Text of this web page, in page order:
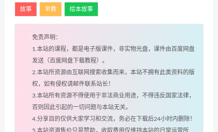
故事 早教 绘本故事
免责声明：
1.本站的课程，都是电子版课件，非实物光盘，课件由百度网盘
发送（百度网盘下载教程）。
2.本站所资源由互联网搜索收集而来，本站不拥有此类资料的版
权，如有侵权请邮件联系站长！
3.本站所有资源不得使用于非法商业用途，不得违反国家法律，
否则因此引起的一切问题与本站无关。
4.分享目的仅供大家学习和交流，务必在下载后24小时内删除！
5.本站资源售价只是赞助，收取费用仅维持本站的日常运营所